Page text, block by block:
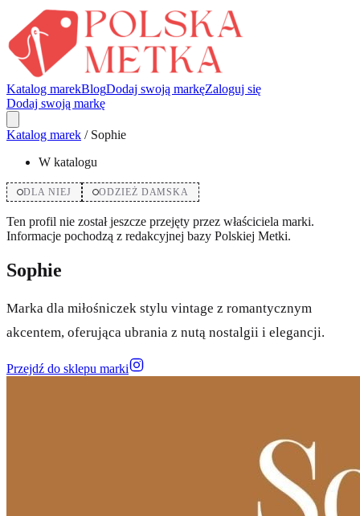
Katalog marekBlogDodaj swoją markęZaloguj się
Dodaj swoją markę
Katalog marek / Sophie
W katalogu
DLA NIEJ ODZIEŻ DAMSKA
Ten profil nie został jeszcze przejęty przez właściciela marki.
Informacje pochodzą z redakcyjnej bazy Polskiej Metki.
Sophie
Marka dla miłośniczek stylu vintage z romantycznym
akcentem, oferująca ubrania z nutą nostalgii i elegancji.
Przejdź do sklepu marki